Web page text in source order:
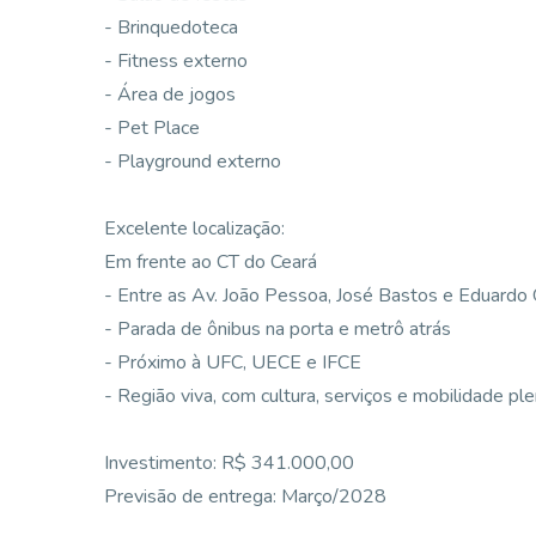
- Brinquedoteca
- Fitness externo
- Área de jogos
- Pet Place
- Playground externo
Excelente localização:
Em frente ao CT do Ceará
- Entre as Av. João Pessoa, José Bastos e Eduardo
- Parada de ônibus na porta e metrô atrás
- Próximo à UFC, UECE e IFCE
- Região viva, com cultura, serviços e mobilidade
Investimento: R$ 341.000,00
Previsão de entrega: Março/2028